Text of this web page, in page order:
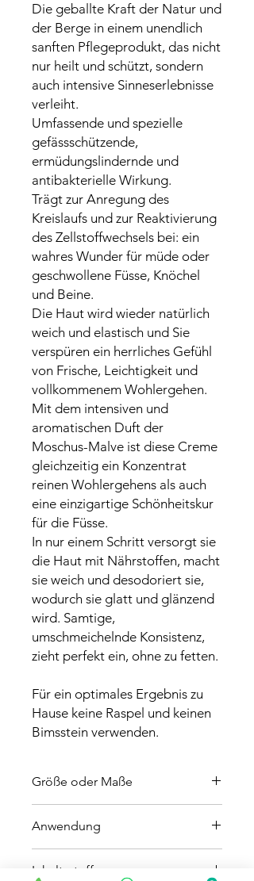
Die geballte Kraft der Natur und
der Berge in einem unendlich
sanften Pflegeprodukt, das nicht
nur heilt und schützt, sondern
auch intensive Sinneserlebnisse
verleiht.
Umfassende und spezielle
gefässschützende,
ermüdungslindernde und
antibakterielle Wirkung.
Trägt zur Anregung des
Kreislaufs und zur Reaktivierung
des Zellstoffwechsels bei: ein
wahres Wunder für müde oder
geschwollene Füsse, Knöchel
und Beine.
Die Haut wird wieder natürlich
weich und elastisch und Sie
verspüren ein herrliches Gefühl
von Frische, Leichtigkeit und
vollkommenem Wohlergehen.
Mit dem intensiven und
aromatischen Duft der
Moschus-Malve ist diese Creme
gleichzeitig ein Konzentrat
reinen Wohlergehens als auch
eine einzigartige Schönheitskur
für die Füsse.
In nur einem Schritt versorgt sie
die Haut mit Nährstoffen, macht
sie weich und desodoriert sie,
wodurch sie glatt und glänzend
wird. Samtige,
umschmeichelnde Konsistenz,
zieht perfekt ein, ohne zu fetten.
Für ein optimales Ergebnis zu
Hause keine Raspel und keinen
Bimsstein verwenden.
Größe oder Maße
Anwendung
Menge auf die gereinigten Füsse
Inhaltsstoffe